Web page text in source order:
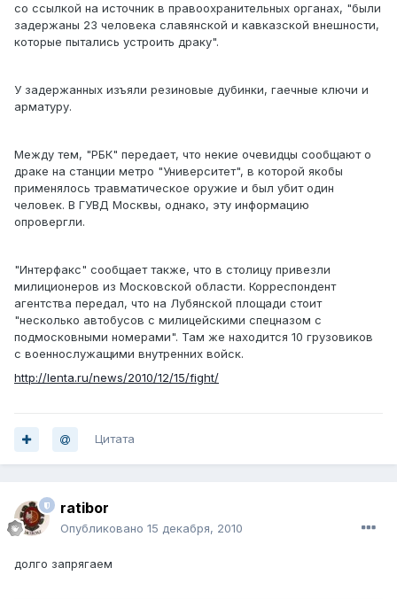
со ссылкой на источник в правоохранительных органах, "были
задержаны 23 человека славянской и кавказской внешности,
которые пытались устроить драку".
У задержанных изъяли резиновые дубинки, гаечные ключи и
арматуру.
Между тем, "РБК" передает, что некие очевидцы сообщают о
драке на станции метро "Университет", в которой якобы
применялось травматическое оружие и был убит один
человек. В ГУВД Москвы, однако, эту информацию
опровергли.
"Интерфакс" сообщает также, что в столицу привезли
милиционеров из Московской области. Корреспондент
агентства передал, что на Лубянской площади стоит
"несколько автобусов с милицейскими спецназом с
подмосковными номерами". Там же находится 10 грузовиков
с военнослужащими внутренних войск.
http://lenta.ru/news/2010/12/15/fight/
Цитата
ratibor
Опубликовано 15 декабря, 2010
долго запрягаем